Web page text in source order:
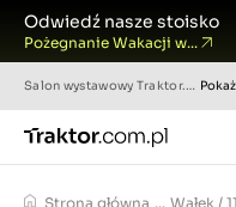
Odwiedź nasze stoisko
Pożegnanie Wakacji w...
Salon wystawowy Traktor.com.pl
Strona główna ... Wałek /